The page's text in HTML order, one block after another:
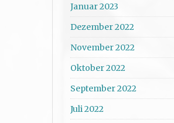
Januar 2023
Dezember 2022
November 2022
Oktober 2022
September 2022
Juli 2022